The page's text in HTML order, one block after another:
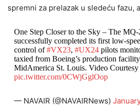
spremni za prelazak u sledeću fazu,
One Step Closer to the Sky – The
successfully completed its first low-
control of#VX23, #UX24pilots
taxied from Boeing’s production
MidAmerica St. Louis. Video
pic.twitter.com/0CWjGglOop
— NAVAIR (@NAVAIRNews)